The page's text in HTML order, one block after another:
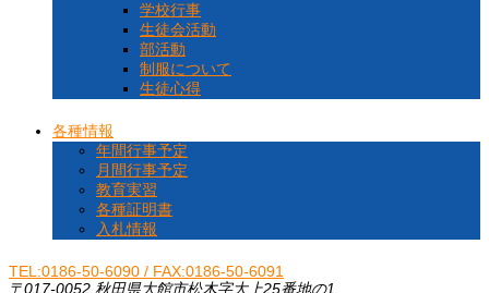
学校行事
生徒会活動
部活動
制服について
生徒心得
各種情報
年間行事予定
月間行事予定
教育実習
各種証明書
入札情報
TEL:0186-50-6090 / FAX:0186-50-6091
〒017-0052 秋田県大館市松木字大上25番地の1